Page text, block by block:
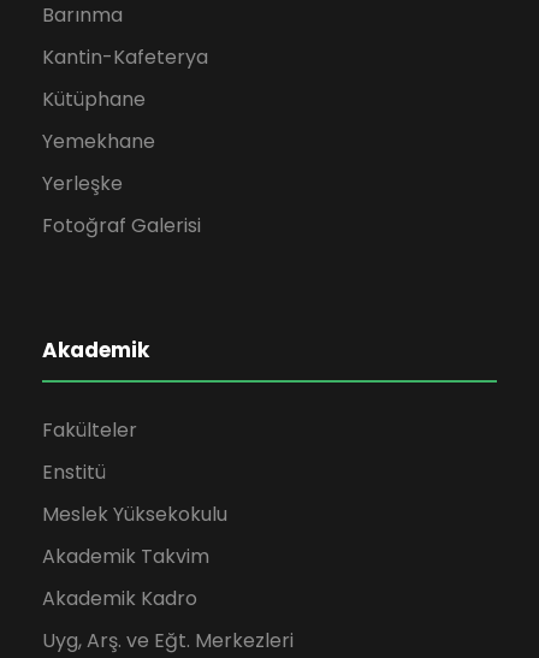
Barınma
Kantin-Kafeterya
Kütüphane
Yemekhane
Yerleşke
Fotoğraf Galerisi
Akademik
Fakülteler
Enstitü
Meslek Yüksekokulu
Akademik Takvim
Akademik Kadro
Uyg, Arş. ve Eğt. Merkezleri